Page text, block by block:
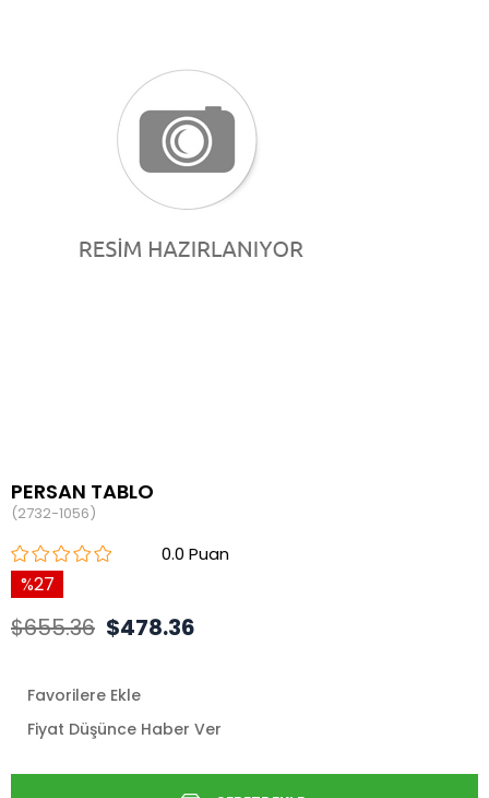
PERSAN TABLO
(2732-1056)
0.0
27
$655.36 $478.36
Favorilere Ekle
Fiyat Düşünce Haber Ver